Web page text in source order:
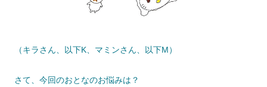
（キラさん、以下K、マミンさん、以下M）
さて、今回のおとなのお悩みは？